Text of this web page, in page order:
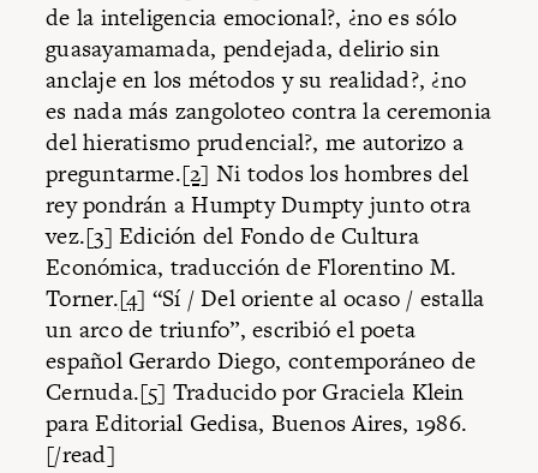
de la inteligencia emocional?, ¿no es sólo
guasayamamada, pendejada, delirio sin
anclaje en los métodos y su realidad?, ¿no
es nada más zangoloteo contra la ceremonia
del hieratismo prudencial?, me autorizo a
preguntarme.[2] Ni todos los hombres del
rey pondrán a Humpty Dumpty junto otra
vez.[3] Edición del Fondo de Cultura
Económica, traducción de Florentino M.
Torner.[4] “Sí / Del oriente al ocaso / estalla
un arco de triunfo”, escribió el poeta
español Gerardo Diego, contemporáneo de
Cernuda.[5] Traducido por Graciela Klein
para Editorial Gedisa, Buenos Aires, 1986.
[/read]